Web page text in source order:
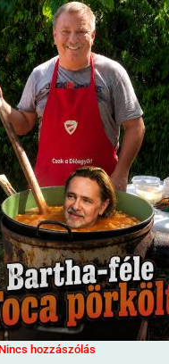
Nincs hozzászólás